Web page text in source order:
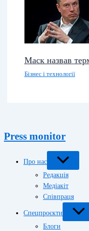
Маск назвав
Бізнес і технології
Press monitor
Про нас
Редакція
Медіакіт
Співпраця
Спецпроєкти
Блоги